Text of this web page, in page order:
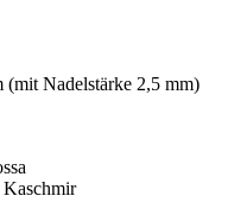
(mit Nadelstärke 2,5 mm)